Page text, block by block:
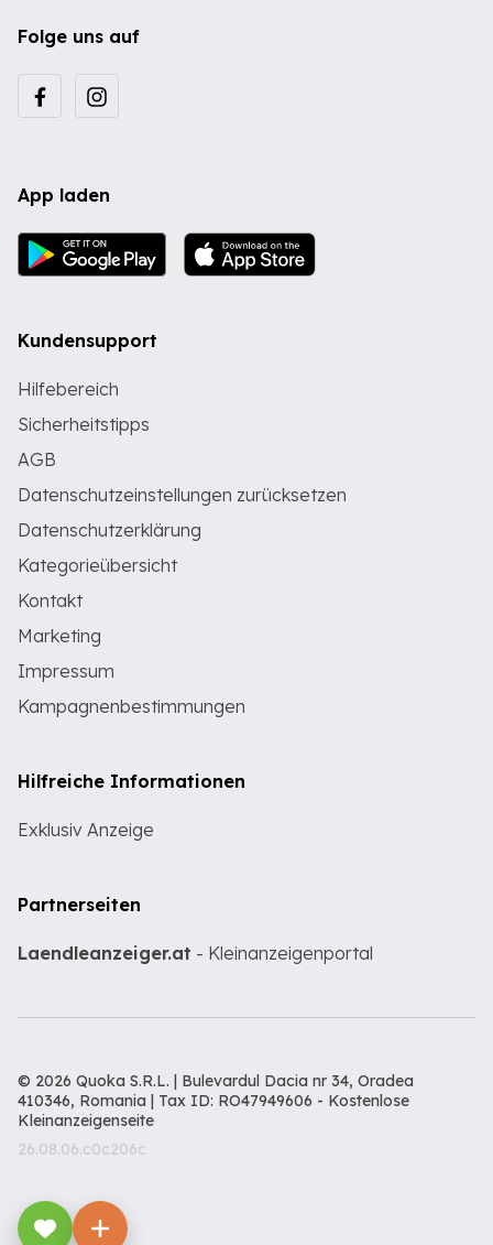
Folge uns auf
App laden
Kundensupport
Hilfebereich
Sicherheitstipps
AGB
Datenschutzeinstellungen zurücksetzen
Datenschutzerklärung
Kategorieübersicht
Kontakt
Marketing
Impressum
Kampagnenbestimmungen
Hilfreiche Informationen
Exklusiv Anzeige
Partnerseiten
Laendleanzeiger.at - Kleinanzeigenportal
© 2026 Quoka S.R.L. | Bulevardul Dacia nr 34, Oradea
410346, Romania | Tax ID: RO47949606 - Kostenlose
Kleinanzeigenseite
26.08.06.c0c206c